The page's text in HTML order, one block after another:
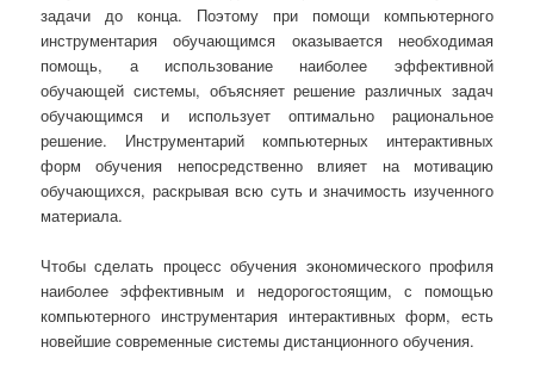
задачи до конца. Поэтому при помощи компьютерного
инструментария обучающимся оказывается необходимая
помощь, а использование наиболее эффективной
обучающей системы, объясняет решение различных задач
обучающимся и использует оптимально рациональное
решение. Инструментарий компьютерных интерактивных
форм обучения непосредственно влияет на мотивацию
обучающихся, раскрывая всю суть и значимость изученного
материала.
Чтобы сделать процесс обучения экономического профиля
наиболее эффективным и недорогостоящим, с помощью
компьютерного инструментария интерактивных форм, есть
новейшие современные системы дистанционного обучения.